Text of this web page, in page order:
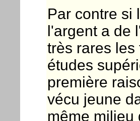
Par contre si
l'argent a de
très rares
études
première
vécu jeune
même milieu